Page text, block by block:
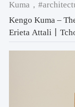
Kuma ，
Kengo Kuma –
Erieta Attali丨